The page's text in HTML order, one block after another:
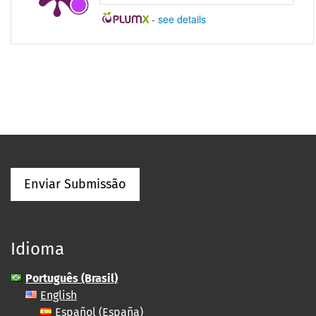
- see details
Enviar Submissão
Idioma
Português (Brasil)
English
Español (España)